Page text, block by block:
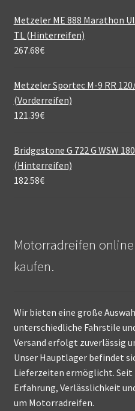
Metzeler ME 888 Marathon
TL (Hinterreifen)
267.68€
Metzeler Sportec M-9 RR
(Vorderreifen)
121.39€
Bridgestone G 722 G WSW
(Hinterreifen)
182.58€
Motorradreifen
kaufen.
Wir bieten eine große
unterschiedliche Fahrstile
Versand erfolgt zuverlässig
Unser Hauptlager befindet
Lieferzeiten ermöglicht. Seit
Erfahrung, Verlässlichkeit
um Motorradreifen.